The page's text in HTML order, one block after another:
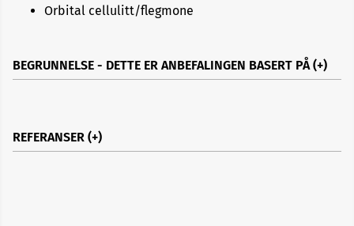
Orbital cellulitt/flegmone
BEGRUNNELSE - DETTE ER ANBEFALINGEN BASERT PÅ
Etiologi
REFERANSER